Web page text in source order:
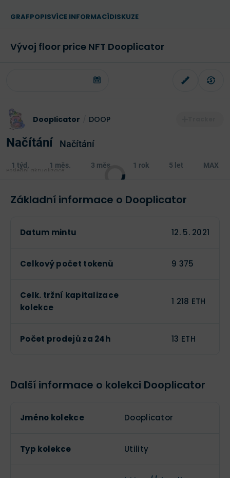
GRAFPOPISVÍCE INFORMACÍDISKUZE
Vývoj floor price NFT Dooplicator
Dooplicator DOOP
Načítání Načítání
1 týd. 1 měs. 3 měs. 1 rok 5 let MAX
Poslední aktualizace:
Základní informace o Dooplicator
Datum mintu 12. 5. 2021
Celkový počet tokenů 9 375
Celk. tržní kapitalizace
kolekce
1 218 ETH
Počet prodejů za 24h 13 ETH
Další informace o kolekci Dooplicator
Jméno kolekce Dooplicator
Typ kolekce Utility